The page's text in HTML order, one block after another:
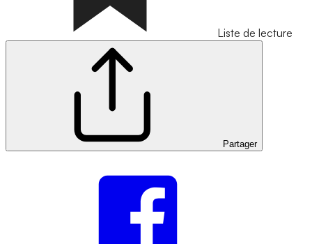
Liste de lecture
Partager